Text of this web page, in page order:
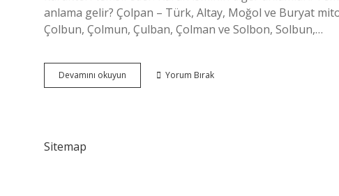
anlama gelir? Çolpan – Türk, Altay, Moğol ve Buryat
Çolbun, Çolmun, Çulban, Çolman ve Solbon, Solbun,…
Devamını okuyun
Ismi
Yorum Bırak
Sitemap